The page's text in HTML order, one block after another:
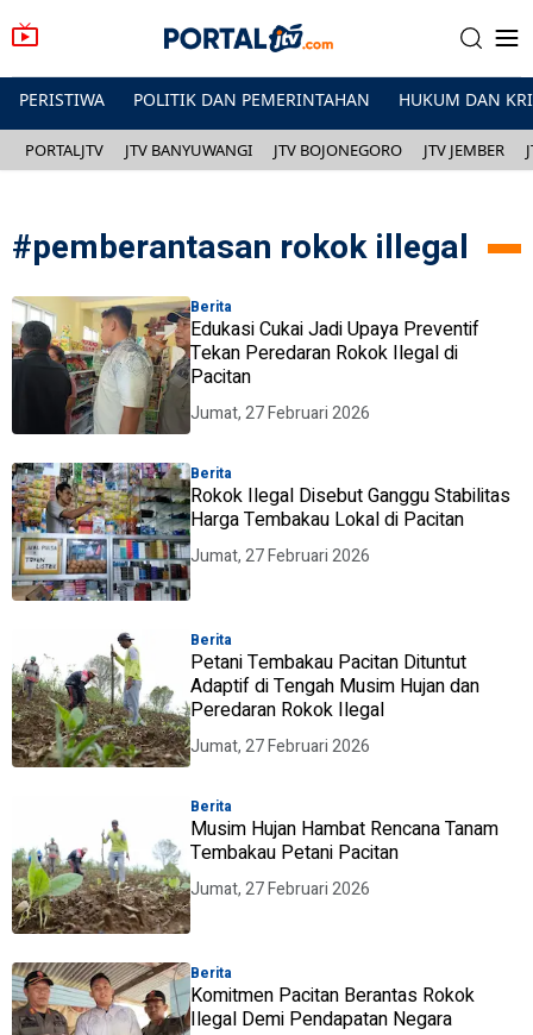
PERISTIWA POLITIK DAN PEMERINTAHAN HUKUM DAN
PORTALJTV JTV BANYUWANGI JTV BOJONEGORO JTV JEMBER
#pemberantasan rokok illegal
Berita
Edukasi Cukai Jadi Upaya Preventif
Tekan Peredaran Rokok Ilegal di
Pacitan
Jumat, 27 Februari 2026
Berita
Rokok Ilegal Disebut Ganggu Stabilitas
Harga Tembakau Lokal di Pacitan
Jumat, 27 Februari 2026
Berita
Petani Tembakau Pacitan Dituntut
Adaptif di Tengah Musim Hujan dan
Peredaran Rokok Ilegal
Jumat, 27 Februari 2026
Berita
Musim Hujan Hambat Rencana Tanam
Tembakau Petani Pacitan
Jumat, 27 Februari 2026
Berita
Komitmen Pacitan Berantas Rokok
Ilegal Demi Pendapatan Negara